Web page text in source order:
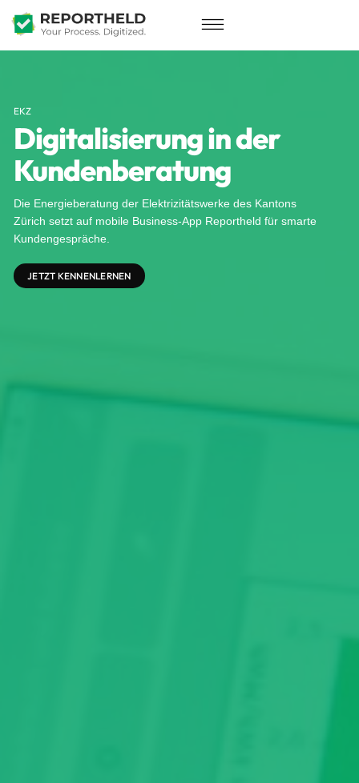
EKZ
Digitalisierung in der
Kundenberatung
Die Energieberatung der Elektrizitätswerke des Kantons
Zürich setzt auf mobile Business-App Reportheld für smarte
Kundengespräche.
JETZT KENNENLERNEN